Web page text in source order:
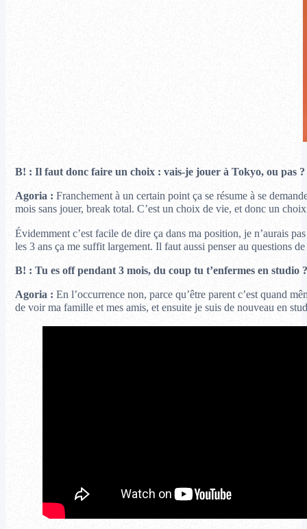
B! : Il faut donc faire un choix : vais-je jouer à Tokyo, ou pas ?
Agoria : Franchement à un certain point ça se résume à se
mois sans jouer, break total. C’est un choix de vie, et donc un
Évidemment c’est facile de dire ça dans ma position, je n’aurais
les 3 ans ça me suffit largement. Il faut aussi penser au questions
B! : Tu es off pendant 3 mois, du coup tu t’enfermes en studio ?
Agoria : En l’occurrence non, parce qu’être parent c’est quand
de voir ma famille et mes amis, et ensuite je suis de nouveau en